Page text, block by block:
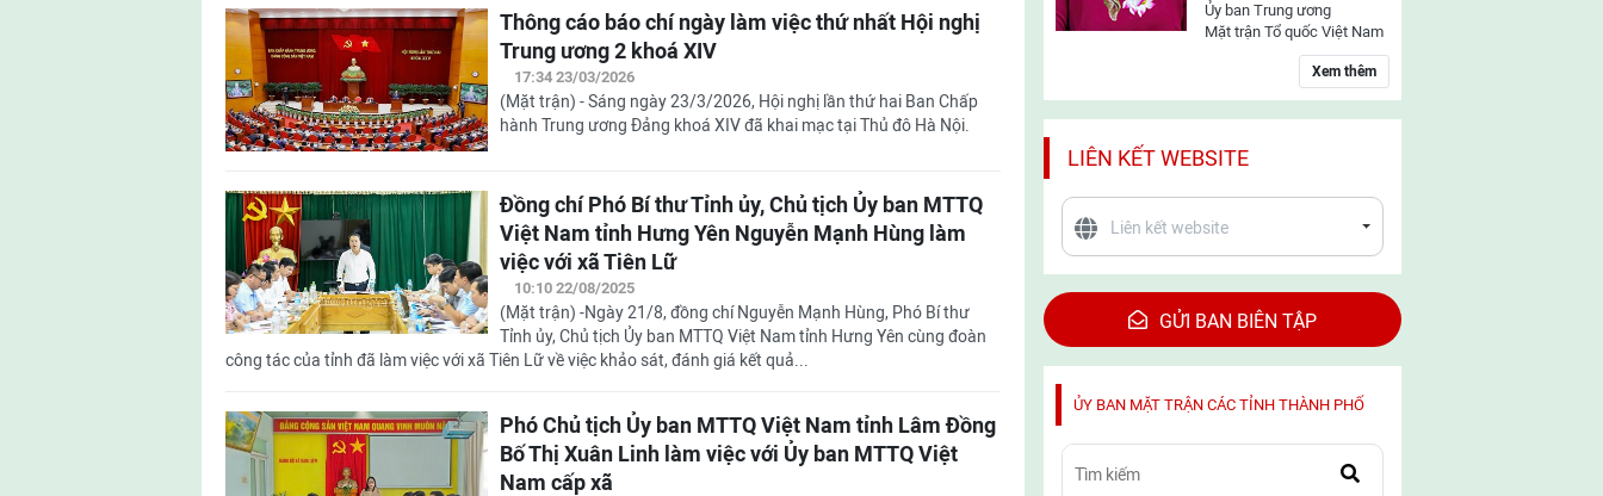
Thông cáo báo chí ngày làm việc thứ nhất Hội nghị
Trung ương 2 khoá XIV
17:34 23/03/2026
(Mặt trận) - Sáng ngày 23/3/2026, Hội nghị lần thứ hai Ban Chấp
hành Trung ương Đảng khoá XIV đã khai mạc tại Thủ đô Hà Nội.
Đồng chí Phó Bí thư Tỉnh ủy, Chủ tịch Ủy ban MTTQ
Việt Nam tỉnh Hưng Yên Nguyễn Mạnh Hùng làm
việc với xã Tiên Lữ
10:10 22/08/2025
(Mặt trận) -Ngày 21/8, đồng chí Nguyễn Mạnh Hùng, Phó Bí thư
Tỉnh ủy, Chủ tịch Ủy ban MTTQ Việt Nam tỉnh Hưng Yên cùng đoàn
công tác của tỉnh đã làm việc với xã Tiên Lữ về việc khảo sát, đánh giá kết quả...
Phó Chủ tịch Ủy ban MTTQ Việt Nam tỉnh Lâm Đồng
Bố Thị Xuân Linh làm việc với Ủy ban MTTQ Việt
Nam cấp xã
Ủy ban Trung ương
Mặt trận Tổ quốc Việt Nam
Xem thêm
LIÊN KẾT WEBSITE
GỬI BAN BIÊN TẬP
ỦY BAN MẶT TRẬN CÁC TỈNH THÀNH PHỐ